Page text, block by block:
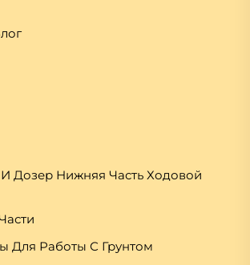
Дозер Нижняя Часть Ходовой
Для Работы С Грунтом